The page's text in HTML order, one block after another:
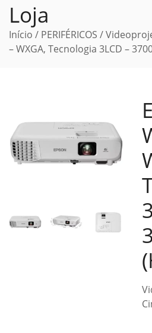
Loja
Início / PERIFÉRICOS /
– WXGA, Tecnologia 3LCD –